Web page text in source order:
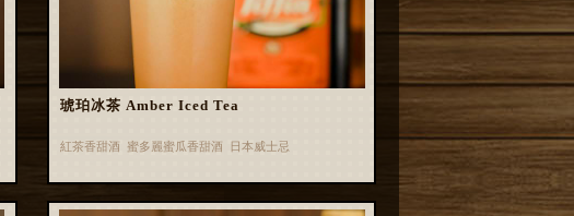
琥珀冰茶 Amber Iced Tea
紅茶香甜酒 蜜多麗蜜瓜香甜酒 日本威士忌